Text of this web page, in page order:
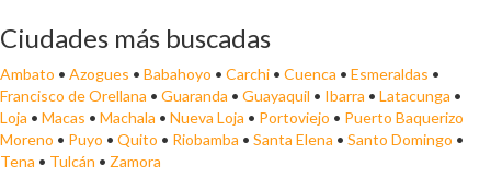
Ciudades más buscadas
Ambato • Azogues • Babahoyo • Carchi • Cuenca • Esmeraldas •
Francisco de Orellana • Guaranda • Guayaquil • Ibarra • Latacunga •
Loja • Macas • Machala • Nueva Loja • Portoviejo • Puerto Baquerizo
Moreno • Puyo • Quito • Riobamba • Santa Elena • Santo Domingo •
Tena • Tulcán • Zamora